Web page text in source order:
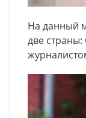
На данный
две